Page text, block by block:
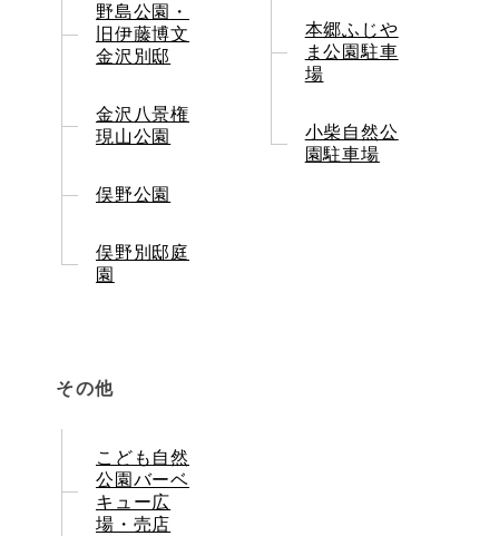
野島公園・
旧伊藤博文
金沢別邸
金沢八景権
現山公園
俣野公園
俣野別邸庭
園
本郷ふじや
ま公園駐車
場
小柴自然公
園駐車場
その他
こども自然
公園バーベ
キュー広
場・売店